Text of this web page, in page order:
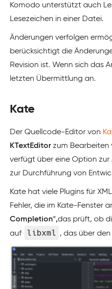
Komodo unterstützt auch
Lesezeichen in einer Datei.
Änderungen verfolgen
berücksichtigt die
Revision ist. Wenn sich das
letzten Übermittlung an.
Kate
Der Quellcode-Editor von
KTextEditorzum Bearbeiten
verfügt über eine Option
zur Durchführung von
Kate hat viele Plugins für
Fehler, die im Kate-Fenster
Completion“,das prüft, ob
auf
libxml , das über den